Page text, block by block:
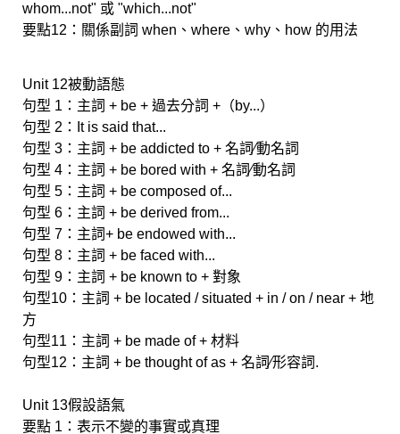
whom...not" 或 "which...not"
要點12：關係副詞 when、where、why、how 的用法
Unit 12被動語態
句型 1：主詞 + be + 過去分詞 +（by...）
句型 2：It is said that...
句型 3：主詞 + be addicted to + 名詞∕動名詞
句型 4：主詞 + be bored with + 名詞∕動名詞
句型 5：主詞 + be composed of...
句型 6：主詞 + be derived from...
句型 7：主詞+ be endowed with...
句型 8：主詞 + be faced with...
句型 9：主詞 + be known to + 對象
句型10：主詞 + be located / situated + in / on / near + 地
方
句型11：主詞 + be made of + 材料
句型12：主詞 + be thought of as + 名詞∕形容詞.
Unit 13假設語氣
要點 1：表示不變的事實或真理